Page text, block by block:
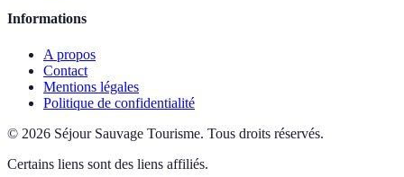
Informations
A propos
Contact
Mentions légales
Politique de confidentialité
© 2026 Séjour Sauvage Tourisme. Tous droits réservés.
Certains liens sont des liens affiliés.